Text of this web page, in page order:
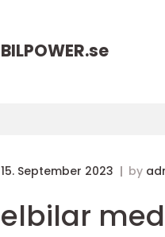
BILPOWER.se
15. September 2023 by
elbilar